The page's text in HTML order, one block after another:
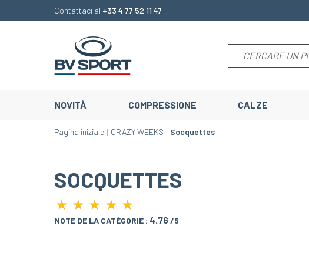
Contattaci al +33 4 77 52 11 47
NOVITÀ COMPRESSIONE CALZE
Pagina iniziale CRAZY WEEKS Socquettes
SOCQUETTES
★ ★ ★ ★ ★
★ ★ ★ ★ ★
NOTE DE LA CATÉGORIE : 4.76/5